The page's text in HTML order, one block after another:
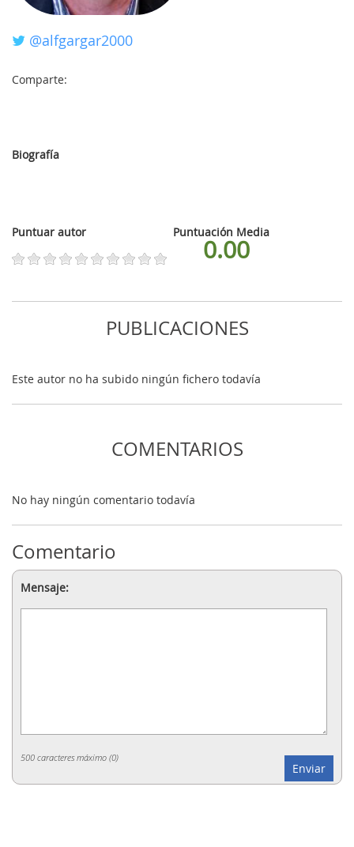
AUTORES
CONTACTO
@alfgargar2000
Comparte:
Biografía
Puntuar autor Puntuación Media
0.00
PUBLICACIONES
Este autor no ha subido ningún fichero todavía
COMENTARIOS
No hay ningún comentario todavía
Comentario
Mensaje:
500 caracteres máximo (0)